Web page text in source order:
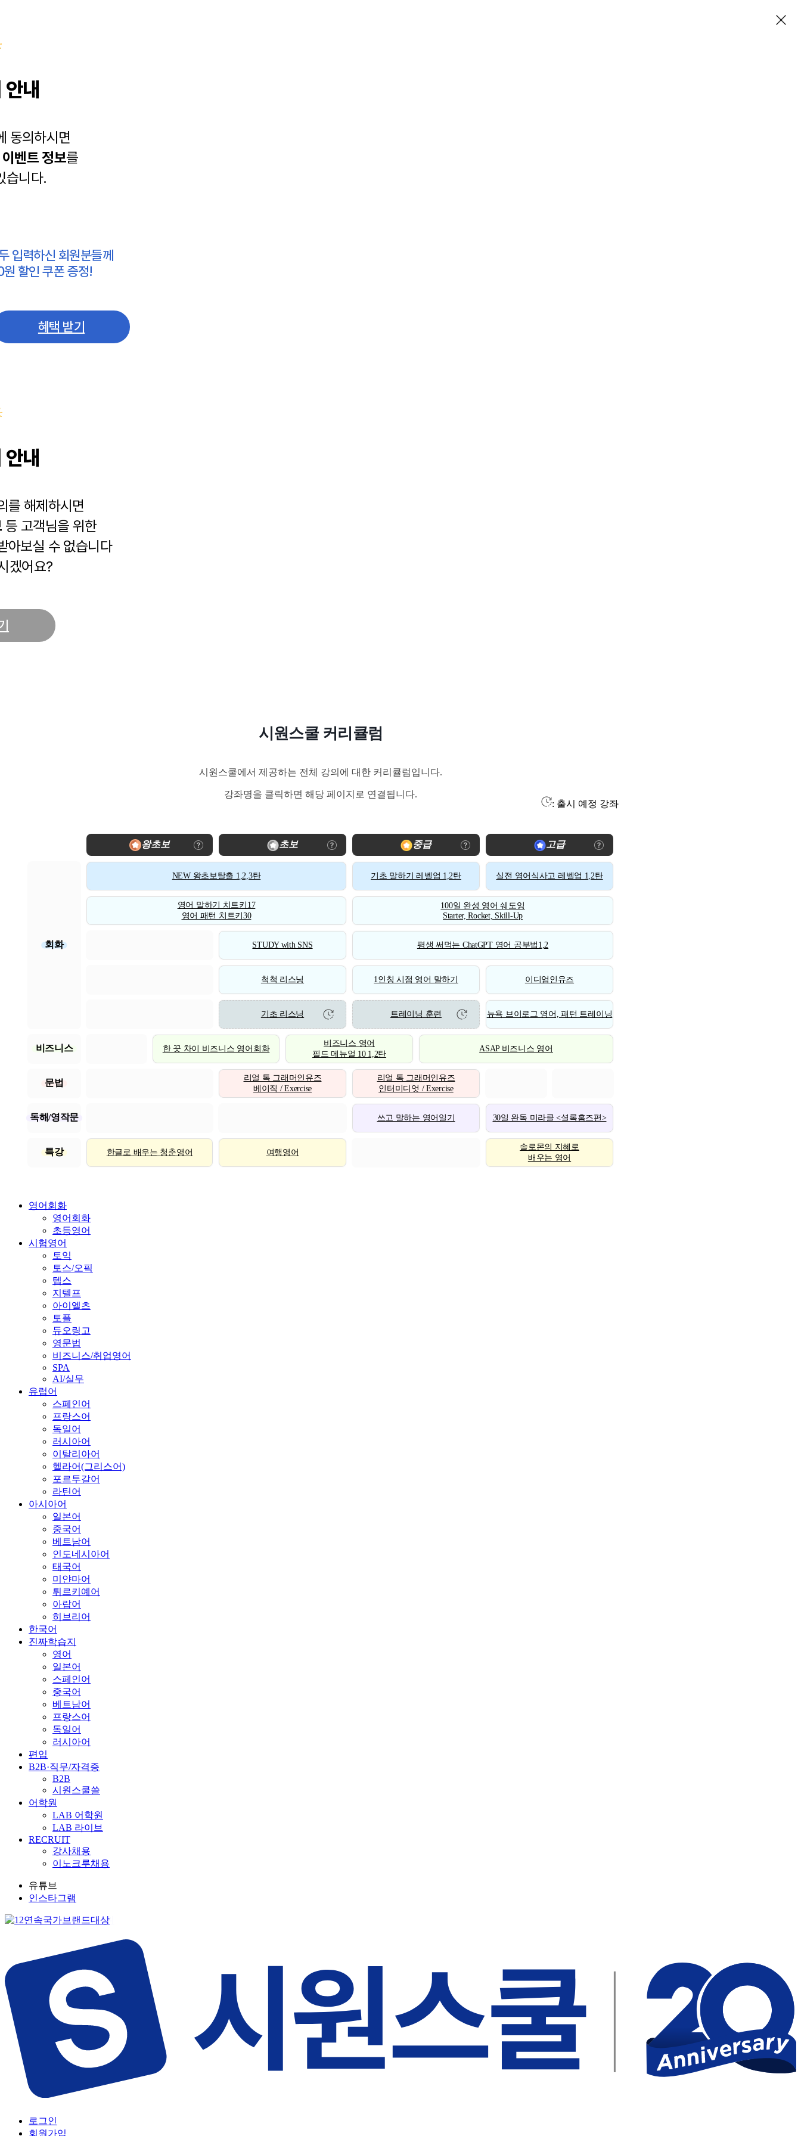
내
동의하시면
이벤트 정보를
습니다.
입력하신 회원분들께
할인 쿠폰 증정!
혜택 받기
내
를 해제하시면
등 고객님을 위한
아보실 수 없습니다
겠어요?
시원스쿨 커리큘럼
시원스쿨에서 제공하는 전체 강의에 대한 커리큘럼입니다.
강좌명을 클릭하면 해당 페이지로 연결됩니다.
: 출시 예정 강좌
왕초보 초보 중급 고급
회화
NEW 왕초보탈출 1,2,3탄 기초 말하기 레벨업 1,2탄 실전 영어식사고 레벨업 1,2탄
영어 말하기 치트키17
영어 패턴 치트키30
100일 완성 영어 쉐도잉
Starter, Rocket, Skill-Up
STUDY with SNS 평생 써먹는 ChatGPT 영어 공부법1,2
척척 리스닝 1인칭 시점 영어 말하기 이디엄인유즈
기초 리스닝 트레이닝 훈련 뉴욕 브이로그 영어, 패턴 트레이닝
비즈니스 한 끗 차이 비즈니스 영어회화
비즈니스 영어
필드 메뉴얼 10 1,2탄
ASAP 비즈니스 영어
문법
리얼 톡 그래머인유즈
베이직 / Exercise
리얼 톡 그래머인유즈
인터미디엇 / Exercise
독해/영작문 쓰고 말하는 영어일기 30일 완독 미라클 <셜록홈즈편>
특강 한글로 배우는 청춘영어 여행영어
솔로몬의 지혜로
배우는 영어
영어회화
영어회화
초등영어
시험영어
토익
토스/오픽
텝스
지텔프
아이엘츠
토플
듀오링고
영문법
비즈니스/취업영어
SPA
AI/실무
유럽어
스페인어
프랑스어
독일어
러시아어
이탈리아어
헬라어(그리스어)
포르투갈어
라틴어
아시아어
일본어
중국어
베트남어
인도네시아어
태국어
미얀마어
튀르키예어
아랍어
히브리어
한국어
진짜학습지
영어
일본어
스페인어
중국어
베트남어
프랑스어
독일어
러시아어
편입
B2B·직무/자격증
B2B
시원스쿨쓸
어학원
LAB 어학원
LAB 라이브
RECRUIT
강사채용
이노크루채용
유튜브
인스타그램
로그인
회원가입